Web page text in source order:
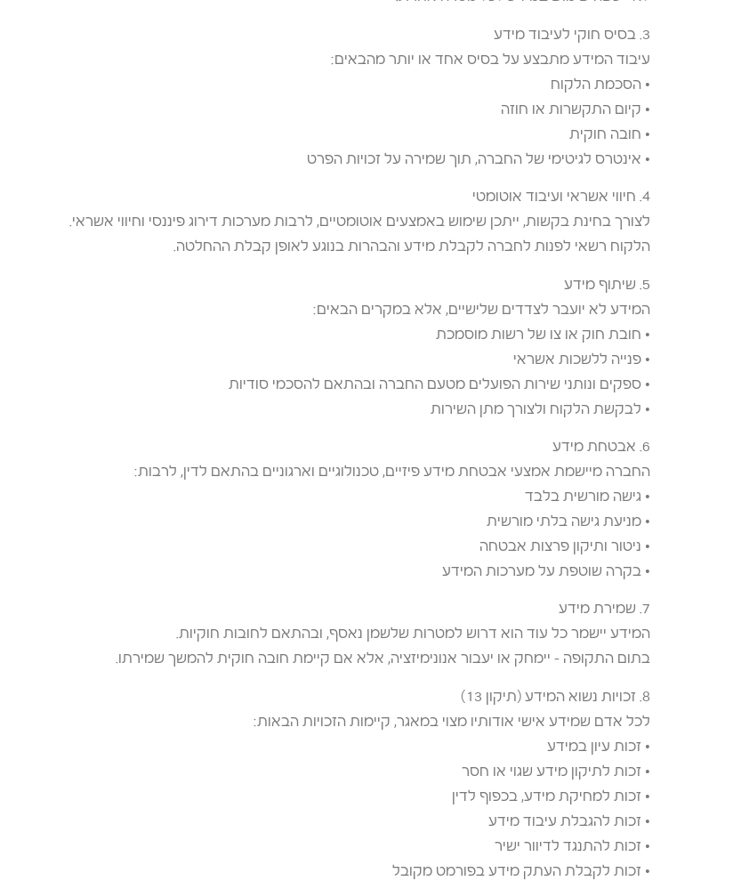
3. בסיס חוקי לעיבוד מידע
עיבוד המידע מתבצע על בסיס אחד או יותר מהבאים:
• הסכמת הלקוח
• קיום התקשרות או חוזה
• חובה חוקית
• אינטרס לגיטימי של החברה, תוך שמירה על זכויות הפרט
4. חיווי אשראי ועיבוד אוטומטי
לצורך בחינת בקשות, ייתכן שימוש באמצעים אוטומטיים, לרבות מערכות דירוג פיננסי וחיווי אשראי.
הלקוח רשאי לפנות לחברה לקבלת מידע והבהרות בנוגע לאופן קבלת ההחלטה.
5. שיתוף מידע
המידע לא יועבר לצדדים שלישיים, אלא במקרים הבאים:
• חובת חוק או צו של רשות מוסמכת
• פנייה ללשכות אשראי
• ספקים ונותני שירות הפועלים מטעם החברה ובהתאם להסכמי סודיות
• לבקשת הלקוח ולצורך מתן השירות
6. אבטחת מידע
החברה מיישמת אמצעי אבטחת מידע פיזיים, טכנולוגיים וארגוניים בהתאם לדין, לרבות:
• גישה מורשית בלבד
• מניעת גישה בלתי מורשית
• ניטור ותיקון פרצות אבטחה
• בקרה שוטפת על מערכות המידע
7. שמירת מידע
המידע יישמר כל עוד הוא דרוש למטרות שלשמן נאסף, ובהתאם לחובות חוקיות.
בתום התקופה – יימחק או יעבור אנונימיזציה, אלא אם קיימת חובה חוקית להמשך שמירתו.
8. זכויות נשוא המידע (תיקון 13)
לכל אדם שמידע אישי אודותיו מצוי במאגר, קיימות הזכויות הבאות:
• זכות עיון במידע
• זכות לתיקון מידע שגוי או חסר
• זכות למחיקת מידע, בכפוף לדין
• זכות להגבלת עיבוד מידע
• זכות להתנגד לדיוור ישיר
• זכות לקבלת העתק מידע בפורמט מקובל